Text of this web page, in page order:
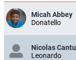
Micah Abbey
Donatello
Nicolas Cantu
Leonardo